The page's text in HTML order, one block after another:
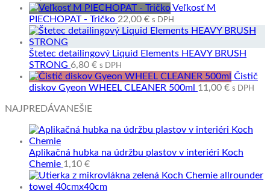
Veľkosť M
PIECHOPAT - Tričko 22,00 € s DPH
Štetec detailingový Liquid Elements HEAVY BRUSH
STRONG 6,80 € s DPH
Čistič
diskov Gyeon WHEEL CLEANER 500ml 11,00 € s DPH
NAJPREDÁVANEŠIE
Aplikačná hubka na údržbu plastov v interiéri Koch
Chemie 1,10 €